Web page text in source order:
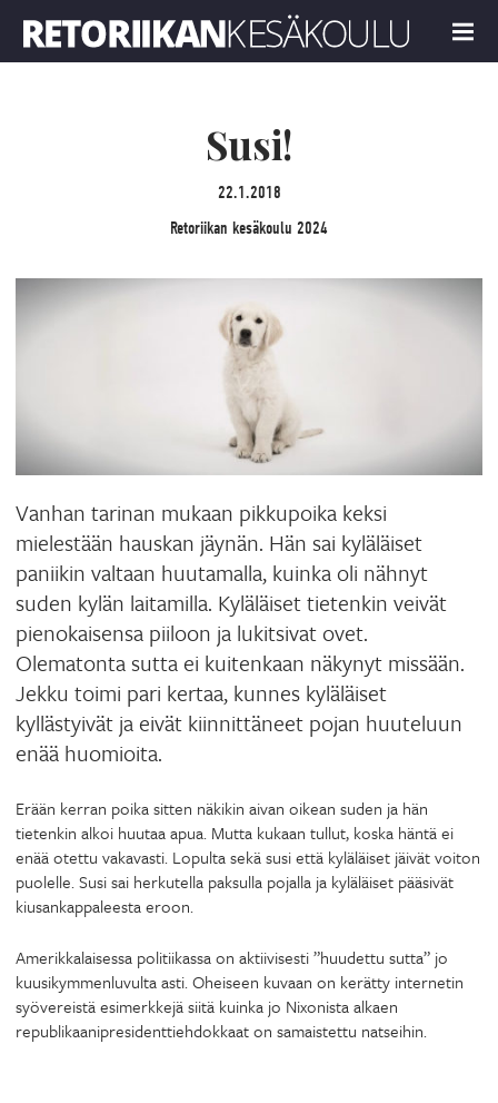
MENU
Susi!
22.1.2018
Retoriikan kesäkoulu 2024
Vanhan tarinan mukaan pikkupoika keksi
mielestään hauskan jäynän. Hän sai kyläläiset
paniikin valtaan huutamalla, kuinka oli nähnyt
suden kylän laitamilla. Kyläläiset tietenkin veivät
pienokaisensa piiloon ja lukitsivat ovet.
Olematonta sutta ei kuitenkaan näkynyt missään.
Jekku toimi pari kertaa, kunnes kyläläiset
kyllästyivät ja eivät kiinnittäneet pojan huuteluun
enää huomioita.
Erään kerran poika sitten näkikin aivan oikean suden ja hän
tietenkin alkoi huutaa apua. Mutta kukaan tullut, koska häntä ei
enää otettu vakavasti. Lopulta sekä susi että kyläläiset jäivät voiton
puolelle. Susi sai herkutella paksulla pojalla ja kyläläiset pääsivät
kiusankappaleesta eroon.
Amerikkalaisessa politiikassa on aktiivisesti ”huudettu sutta” jo
kuusikymmenluvulta asti. Oheiseen kuvaan on kerätty internetin
syövereistä esimerkkejä siitä kuinka jo Nixonista alkaen
republikaanipresidenttiehdokkaat on samaistettu natseihin.